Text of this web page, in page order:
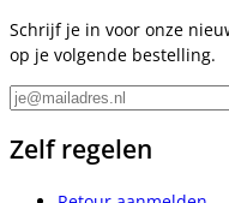
Schrijf je in voor onze
op je volgende bestelling.
Zelf regelen